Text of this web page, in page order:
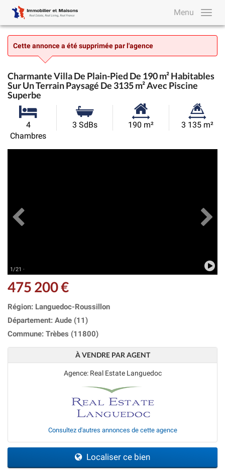
Menu
Cette annonce a été supprimée par l'agence
Charmante Villa De Plain-Pied De 190 m² Habitables
Sur Un Terrain Paysagé De 3135 m² Avec Piscine
Superbe
4
Chambres
3 SdBs
Surface
190 m²
Superficie
3 135 m²
1/21 ·
475 200 €
Région: Languedoc-Roussillon
Département: Aude (11)
Commune: Trèbes (11800)
À VENDRE PAR AGENT
Agence: Real Estate Languedoc
Consultez d'autres annonces de cette agence
Localiser ce bien